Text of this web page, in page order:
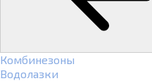
Комбинезоны
Водолазки